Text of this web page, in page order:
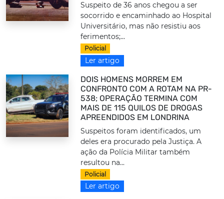
Suspeito de 36 anos chegou a ser
socorrido e encaminhado ao Hospital
Universitário, mas não resistiu aos
ferimentos;...
Policial
Ler artigo
DOIS HOMENS MORREM EM
CONFRONTO COM A ROTAM NA PR-
538; OPERAÇÃO TERMINA COM
MAIS DE 115 QUILOS DE DROGAS
APREENDIDOS EM LONDRINA
Suspeitos foram identificados, um
deles era procurado pela Justiça. A
ação da Polícia Militar também
resultou na...
Policial
Ler artigo